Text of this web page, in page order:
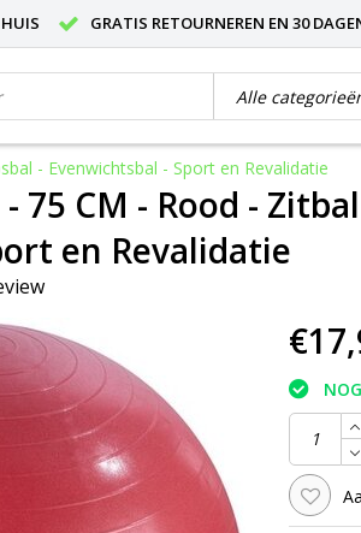
GRATIS RETOURNEREN EN 30
- Evenwichtsbal - Sport en Revalidatie
75 CM - Rood -
en Revalidatie